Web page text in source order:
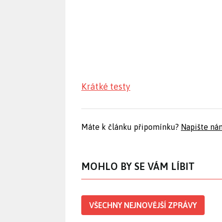
Krátké testy
Máte k článku připomínku? Napište
MOHLO BY SE VÁM LÍBIT
VŠECHNY NEJNOVĚJŠÍ ZPRÁVY